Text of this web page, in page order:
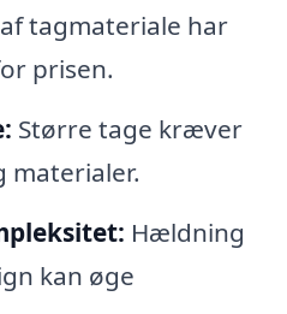
tagmateriale har
prisen.
Større tage kræver
materialer.
Hældning
kan øge